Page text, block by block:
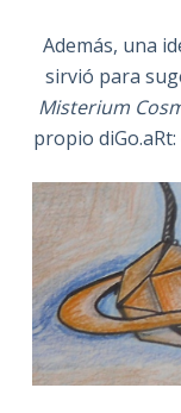
Además, una
sirvió para
Misterium
propio diGo.aRt: